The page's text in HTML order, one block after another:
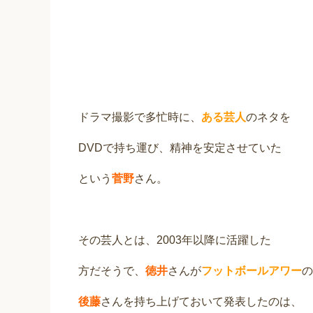
ドラマ撮影で多忙時に、 ある芸人のネタを
DVDで持ち運び、精神を安定させていた
という 菅野さん。
その芸人とは、2003年以降に活躍した
方だそうで、 徳井さんがフットボールアワーの
後藤さんを持ち上げておいて発表したのは、